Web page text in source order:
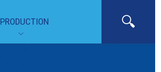
PRODUCTION